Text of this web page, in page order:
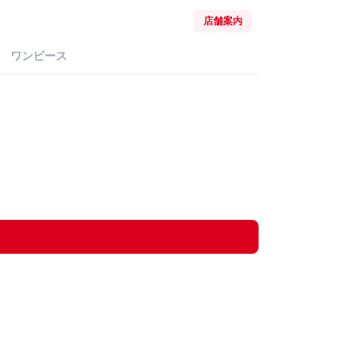
店舗案内
ワンピース